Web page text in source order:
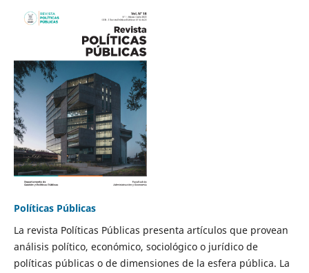
Políticas Públicas
La revista Políticas Públicas presenta artículos que provean
análisis político, económico, sociológico o jurídico de
políticas públicas o de dimensiones de la esfera pública. La